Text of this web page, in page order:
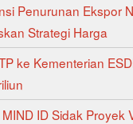
Penurunan Ekspor
Strategi Harga
ke Kementerian
ID Sidak Proyek